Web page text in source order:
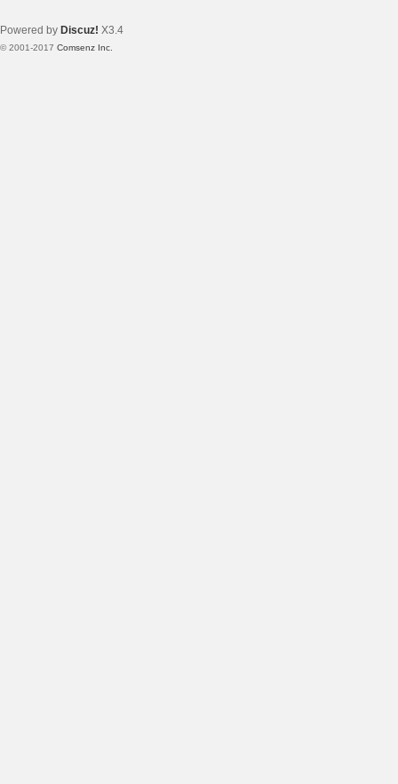
Powered by Discuz! X3.4
© 2001-2017 Comsenz Inc.